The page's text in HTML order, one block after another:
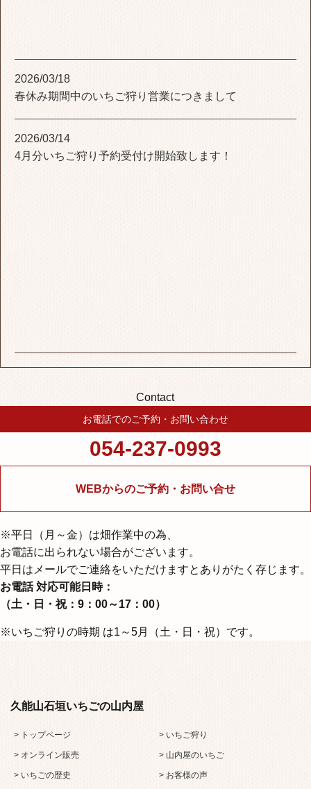
2026/03/18
春休み期間中のいちご狩り営業につきまして
2026/03/14
4月分いちご狩り予約受付け開始致します！
Contact
お電話でのご予約・お問い合わせ
054-237-0993
WEBからのご予約・お問い合せ
※平⽇（⽉～⾦）は畑作業中の為、
お電話に出られない場合がございます。
平日はメールでご連絡をいただけますとありがたく存じます。
お電話 対応可能日時：
（⼟・⽇・祝：9：00～17：00）
※いちご狩りの時期 は1～5⽉（⼟・⽇・祝）です。
久能山石垣いちごの山内屋
> トップページ > いちご狩り
> オンライン販売 > 山内屋のいちご
> いちごの歴史 > お客様の声